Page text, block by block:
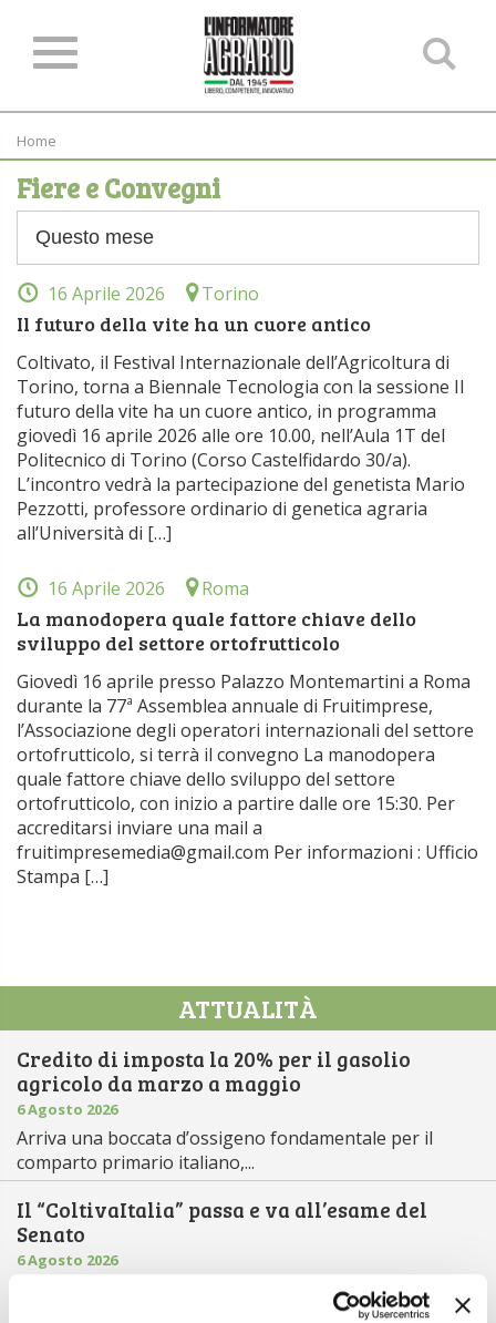
Home
Fiere e Convegni
16 Aprile 2026 Torino
Il futuro della vite ha un cuore antico
Coltivato, il Festival Internazionale dell’Agricoltura di
Torino, torna a Biennale Tecnologia con la sessione Il
futuro della vite ha un cuore antico, in programma
giovedì 16 aprile 2026 alle ore 10.00, nell’Aula 1T del
Politecnico di Torino (Corso Castelfidardo 30/a).
L’incontro vedrà la partecipazione del genetista Mario
Pezzotti, professore ordinario di genetica agraria
all’Università di […]
16 Aprile 2026 Roma
La manodopera quale fattore chiave dello
sviluppo del settore ortofrutticolo
Giovedì 16 aprile presso Palazzo Montemartini a Roma
durante la 77ª Assemblea annuale di Fruitimprese,
l’Associazione degli operatori internazionali del settore
ortofrutticolo, si terrà il convegno La manodopera
quale fattore chiave dello sviluppo del settore
ortofrutticolo, con inizio a partire dalle ore 15:30. Per
accreditarsi inviare una mail a
fruitimpresemedia@gmail.com Per informazioni : Ufficio
Stampa […]
ATTUALITÀ
Credito di imposta la 20% per il gasolio
agricolo da marzo a maggio
6 Agosto 2026
Arriva una boccata d’ossigeno fondamentale per il
comparto primario italiano,...
Il “ColtivaItalia” passa e va all’esame del
Senato
6 Agosto 2026
“Oggi 6 agosto, la Camera ha approvato il Coltivaitalia,